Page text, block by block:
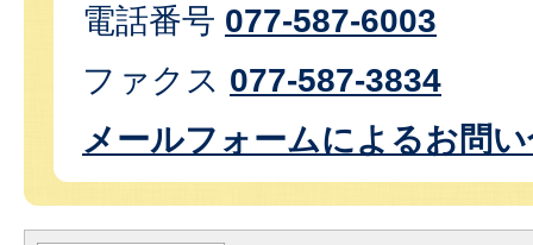
電話番号 077-587-6003
ファクス 077-587-3834
メールフォームによるお問